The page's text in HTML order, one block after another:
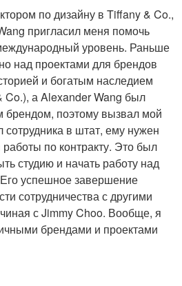
по дизайну в Tiffany & Co.,
пригласил меня помочь
уровень. Раньше
над проектами для брендов
и богатым наследием
Co.), а Alexander Wang был
поэтому вызвал мой
сотрудника в штат, ему нужен
по контракту. Это был
студию и начать работу над
успешное завершение
сотрудничества с другими
с Jimmy Choo. Вообще, я
брендами и проектами